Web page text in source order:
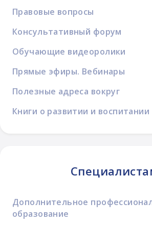
Правовые вопросы
Консультативный форум
Обучающие видеоролики
Прямые эфиры. Вебинары
Полезные адреса вокруг
Книги о развитии и воспитании
Дополнительное
образование